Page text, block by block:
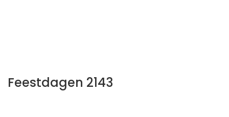
Feestdagen 2143